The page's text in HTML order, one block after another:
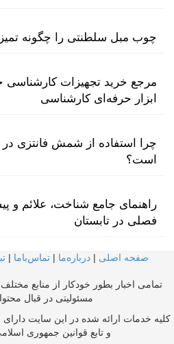
چوب مبل سلطنتی را چگونه تمیز
مرجع خرید تجهیزات کارشناسی
ابزار حرفه‌ای کارشناسی
چرا استفاده از شمش فانتزی در
است؟
راهنمای جامع شناخت، علائم و
فصلی در تابستان
صفحه اصلی | درباره‌ما | تماس‌با‌ما |
تمامی اخبار بطور خودکار از منابع
مسئولیتی در قبال
کلیه خدمات ارائه شده در این سایت
و تابع قوانین جمهوری